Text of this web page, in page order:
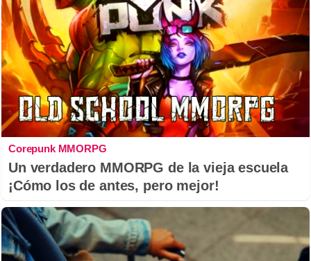
Corepunk MMORPG
Un verdadero MMORPG de la vieja escuela
¡Cómo los de antes, pero mejor!